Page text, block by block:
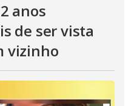
anos
de ser vista
vizinho